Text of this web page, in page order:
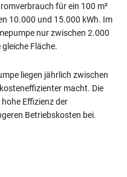
für ein 100 m²
10.000 und 15.000 kWh. Im
nur zwischen 2.000
Fläche.
liegen jährlich zwischen
macht. Die
Effizienz der
Betriebskosten bei.